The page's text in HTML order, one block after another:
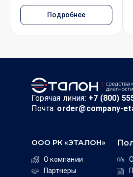
Подробнее
ООО РК «ЭТАЛОН»
О компании
Партнеры
Горячая линия: +7 (800)
Почта: order@company-